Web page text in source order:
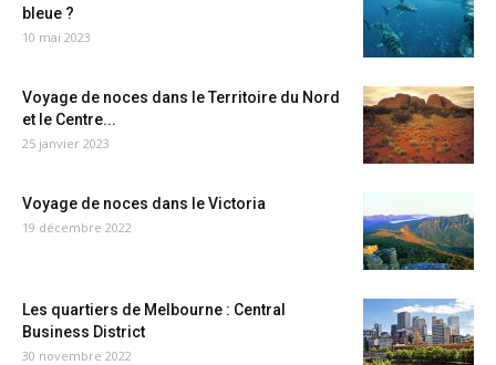
bleue ?
10 mai 2023
Voyage de noces dans le Territoire du Nord
et le Centre...
25 janvier 2023
Voyage de noces dans le Victoria
19 décembre 2022
Les quartiers de Melbourne : Central
Business District
30 novembre 2022